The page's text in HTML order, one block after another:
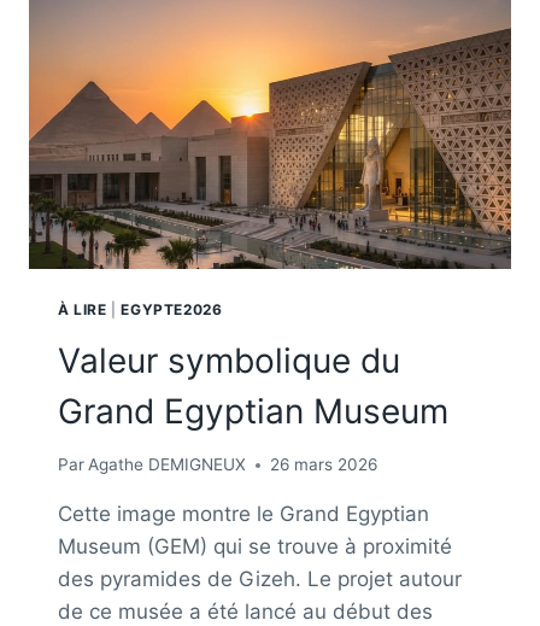
À LIRE |EGYPTE2026
Valeur symbolique du
Grand Egyptian Museum
ParAgathe DEMIGNEUX 26 mars 2026
Cette image montre le Grand Egyptian
Museum (GEM) qui se trouve à proximité
des pyramides de Gizeh. Le projet autour
de ce musée a été lancé au début des